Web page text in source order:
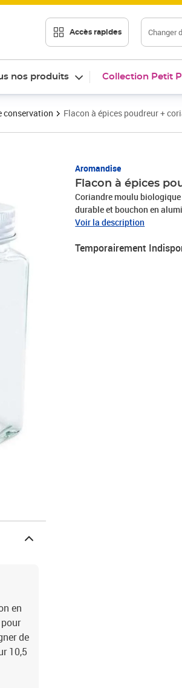
Accès rapides Changer
nos produits Collection Petit
conservation Flacon à épices poudreur +
Aromandise
Flacon à épices
Coriandre moulu
durable et bouchon en
poudre et aromates en
cm, contenance 120 ml. La
Voir la description
Temporairement
en
de
10,5